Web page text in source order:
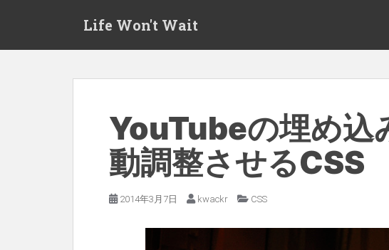
Life Won't Wait
YouTubeの埋め込
動調整させるCSS
2014年3月7日 kwackr CSS